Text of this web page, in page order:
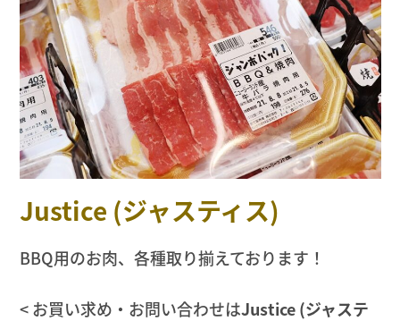
Justice (ジャスティス)
BBQ用のお肉、各種取り揃えております！
< お買い求め・お問い合わせはJustice (ジャステ